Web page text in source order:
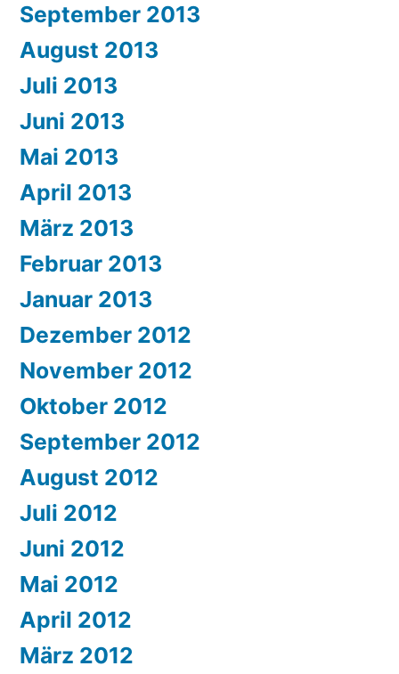
September 2013
August 2013
Juli 2013
Juni 2013
Mai 2013
April 2013
März 2013
Februar 2013
Januar 2013
Dezember 2012
November 2012
Oktober 2012
September 2012
August 2012
Juli 2012
Juni 2012
Mai 2012
April 2012
März 2012